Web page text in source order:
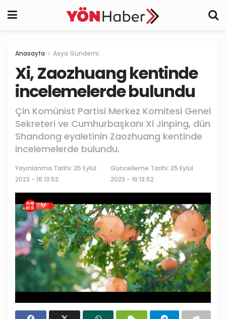
Anasayfa Asya Gündemi
Xi, Zaozhuang kentinde
incelemelerde bulundu
Çin Komünist Partisi Merkez Komitesi Genel
Sekreteri ve Cumhurbaşkanı Xi Jinping, dün
Shandong eyaletinin Zaozhuang kentinde
incelemelerde bulundu.
Yayınlanma Tarihi: 25 Eylül
2023 - 16:13:52
Güncelleme Tarihi: 25 Eylül
2023 - 16:13:52